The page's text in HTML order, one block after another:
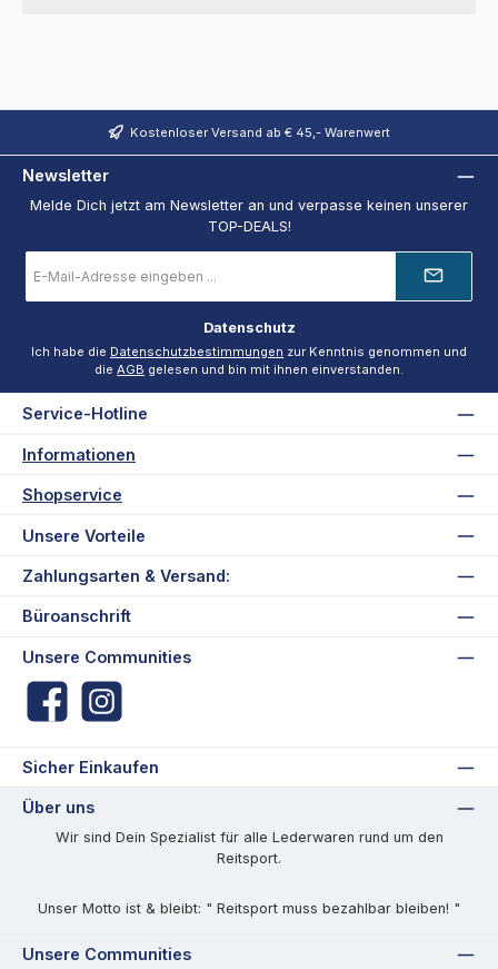
Kostenloser Versand ab € 45,- Warenwert
Newsletter
Melde Dich jetzt am Newsletter an und verpasse keinen unserer
TOP-DEALS!
Mail-
Adresse
Datenschutz
Ich habe die Datenschutzbestimmungen zur Kenntnis genommen und
die AGB gelesen und bin mit ihnen einverstanden.
Service-Hotline
Informationen
Shopservice
Unsere Vorteile
Unsere Communities
FacebookInstagram
Zahlungsarten & Versand:
Büroanschrift
Sicher Einkaufen
Über uns
Wir sind Dein Spezialist für alle Lederwaren rund um den
Reitsport.
Unser Motto ist & bleibt: " Reitsport muss bezahlbar bleiben! "
Unsere Communities